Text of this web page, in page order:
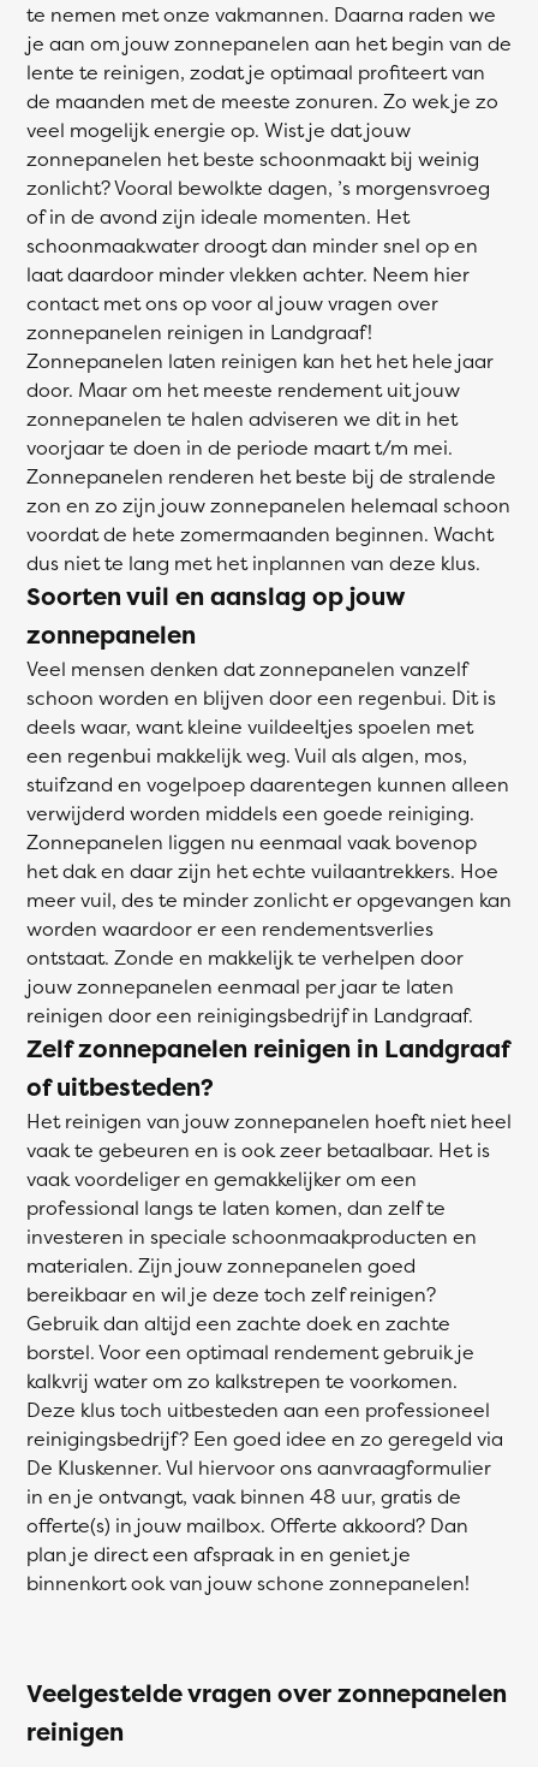
te nemen met onze vakmannen. Daarna raden we
je aan om jouw zonnepanelen aan het begin van de
lente te reinigen, zodat je optimaal profiteert van
de maanden met de meeste zonuren. Zo wek je zo
veel mogelijk energie op. Wist je dat jouw
zonnepanelen het beste schoonmaakt bij weinig
zonlicht? Vooral bewolkte dagen, ’s morgensvroeg
of in de avond zijn ideale momenten. Het
schoonmaakwater droogt dan minder snel op en
laat daardoor minder vlekken achter. Neem hier
contact met ons op voor al jouw vragen over
zonnepanelen reinigen in Landgraaf!
Zonnepanelen laten reinigen kan het het hele jaar
door. Maar om het meeste rendement uit jouw
zonnepanelen te halen adviseren we dit in het
voorjaar te doen in de periode maart t/m mei.
Zonnepanelen renderen het beste bij de stralende
zon en zo zijn jouw zonnepanelen helemaal schoon
voordat de hete zomermaanden beginnen. Wacht
dus niet te lang met het inplannen van deze klus.
Soorten vuil en aanslag op jouw
zonnepanelen
Veel mensen denken dat zonnepanelen vanzelf
schoon worden en blijven door een regenbui. Dit is
deels waar, want kleine vuildeeltjes spoelen met
een regenbui makkelijk weg. Vuil als algen, mos,
stuifzand en vogelpoep daarentegen kunnen alleen
verwijderd worden middels een goede reiniging.
Zonnepanelen liggen nu eenmaal vaak bovenop
het dak en daar zijn het echte vuilaantrekkers. Hoe
meer vuil, des te minder zonlicht er opgevangen kan
worden waardoor er een rendementsverlies
ontstaat. Zonde en makkelijk te verhelpen door
jouw zonnepanelen eenmaal per jaar te laten
reinigen door een reinigingsbedrijf in Landgraaf.
Zelf zonnepanelen reinigen in Landgraaf
of uitbesteden?
Het reinigen van jouw zonnepanelen hoeft niet heel
vaak te gebeuren en is ook zeer betaalbaar. Het is
vaak voordeliger en gemakkelijker om een
professional langs te laten komen, dan zelf te
investeren in speciale schoonmaakproducten en
materialen. Zijn jouw zonnepanelen goed
bereikbaar en wil je deze toch zelf reinigen?
Gebruik dan altijd een zachte doek en zachte
borstel. Voor een optimaal rendement gebruik je
kalkvrij water om zo kalkstrepen te voorkomen.
Deze klus toch uitbesteden aan een professioneel
reinigingsbedrijf? Een goed idee en zo geregeld via
De Kluskenner. Vul hiervoor ons aanvraagformulier
in en je ontvangt, vaak binnen 48 uur, gratis de
offerte(s) in jouw mailbox. Offerte akkoord? Dan
plan je direct een afspraak in en geniet je
binnenkort ook van jouw schone zonnepanelen!
Veelgestelde vragen over zonnepanelen
reinigen